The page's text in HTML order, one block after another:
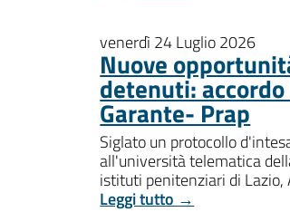
venerdì 24 Luglio 2026
Nuove
detenuti:
Garante- Prap
Siglato un protocollo
all'università telematica
istituti penitenziari di Lazio,
Leggi tutto →